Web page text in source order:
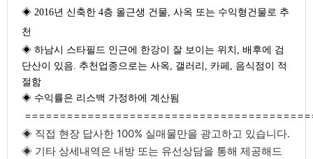
◈ 2016년 신축한 4층 올근생 건물, 사옥 또는 수익형건물로 추
천
◈ 하남시 스타필드 인근에 한강이 잘 보이는 위치, 배후에 검
단산이 있음. 추천업종으로는 사옥, 갤러리, 카페, 음식점이 적
절함
◈ 수익률은 리스백 가정하에 계산됨
◈ 직접 현장 답사한 100% 실매물만을 광고하고 있습니다.
◈ 기타 상세내역은 내방 또는 유선상담을 통해 제공해드